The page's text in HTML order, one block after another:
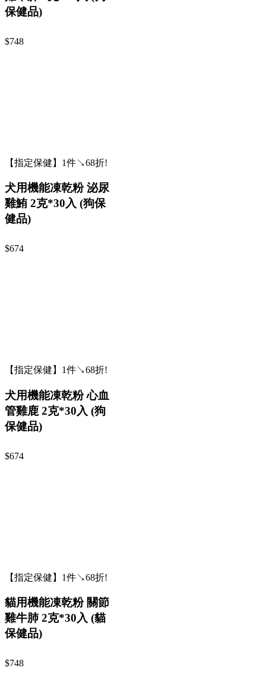
保健品)
$748
【指定保健】1件↘68折!
犬用機能凍乾粉 泌尿
雞鮪 2克*30入 (狗保
健品)
$674
【指定保健】1件↘68折!
犬用機能凍乾粉 心血
管雞鹿 2克*30入 (狗
保健品)
$674
【指定保健】1件↘68折!
貓用機能凍乾粉 關節
雞牛肺 2克*30入 (貓
保健品)
$748